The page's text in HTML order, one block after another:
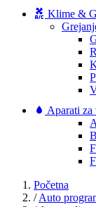
Klime &
Aparati za
Početna
/ Auto